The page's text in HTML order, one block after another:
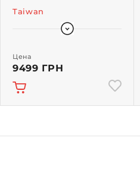
Taiwan
Цена
9499 ГРН